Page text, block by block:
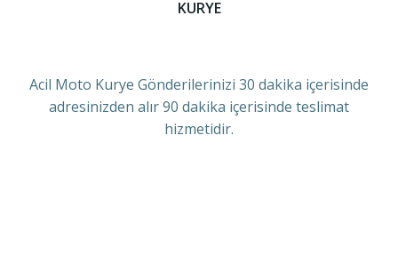
KURYE
Acil Moto Kurye Gönderilerinizi 30 dakika içerisinde
adresinizden alır 90 dakika içerisinde teslimat
hizmetidir.